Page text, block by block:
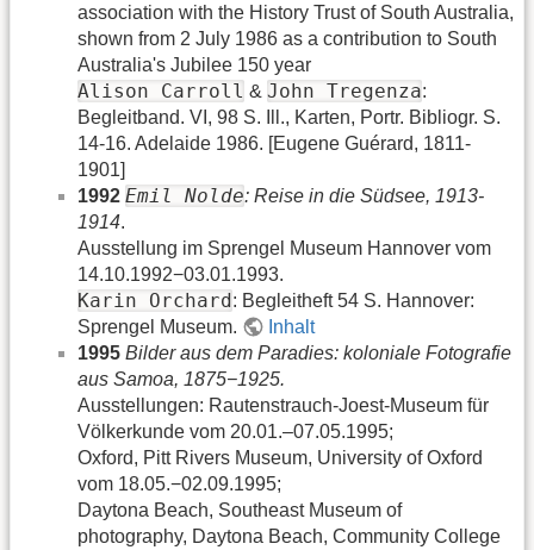
association with the History Trust of South Australia,
shown from 2 July 1986 as a contribution to South
Australia's Jubilee 150 year
Alison Carroll & John Tregenza:
Begleitband. VI, 98 S. Ill., Karten, Portr. Bibliogr. S.
14-16. Adelaide 1986. [Eugene Guérard, 1811-
1901]
1992 Emil Nolde: Reise in die Südsee, 1913-
1914.
Ausstellung im Sprengel Museum Hannover vom
14.10.1992−03.01.1993.
Karin Orchard: Begleitheft 54 S. Hannover:
Sprengel Museum.
Inhalt
1995 Bilder aus dem Paradies: koloniale Fotografie
aus Samoa, 1875−1925.
Ausstellungen: Rautenstrauch-Joest-Museum für
Völkerkunde vom 20.01.–07.05.1995;
Oxford, Pitt Rivers Museum, University of Oxford
vom 18.05.−02.09.1995;
Daytona Beach, Southeast Museum of
photography, Daytona Beach, Community College